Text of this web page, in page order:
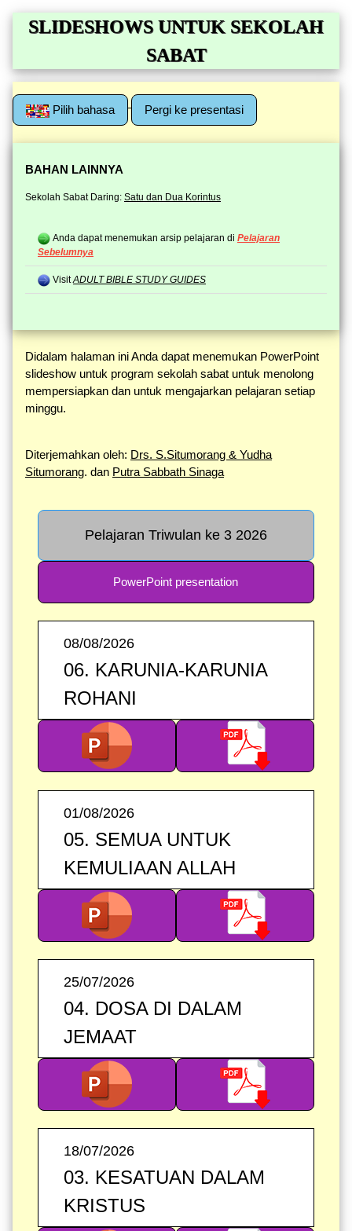
SLIDESHOWS UNTUK SEKOLAH
SABAT
Pilih bahasa Pergi ke presentasi
BAHAN LAINNYA
Sekolah Sabat Daring: Satu dan Dua Korintus
Anda dapat menemukan arsip pelajaran di Pelajaran
Sebelumnya
VisitADULT BIBLE STUDY GUIDES
Didalam halaman ini Anda dapat menemukan PowerPoint
slideshow untuk program sekolah sabat untuk menolong
mempersiapkan dan untuk mengajarkan pelajaran setiap
minggu.
Diterjemahkan oleh: Drs. S.Situmorang & Yudha
Situmorang. dan Putra Sabbath Sinaga
Pelajaran Triwulan ke 3 2026
PowerPoint presentation
08/08/2026
06. KARUNIA-KARUNIA
ROHANI
01/08/2026
05. SEMUA UNTUK
KEMULIAAN ALLAH
25/07/2026
04. DOSA DI DALAM
JEMAAT
18/07/2026
03. KESATUAN DALAM
KRISTUS